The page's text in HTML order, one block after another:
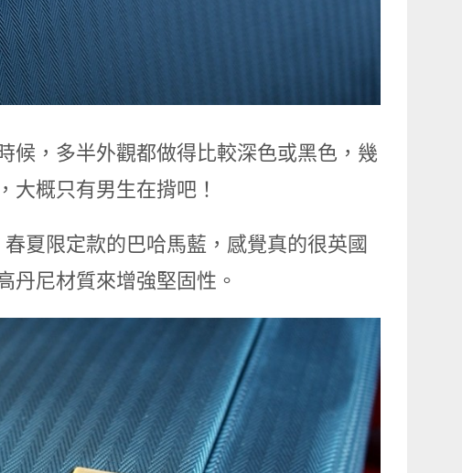
候，多半外觀都做得比較深色或黑色，幾
大概只有男生在揹吧！
夏限定款的巴哈⾺藍，感覺真的很英國
丹尼材質來增強堅固性。